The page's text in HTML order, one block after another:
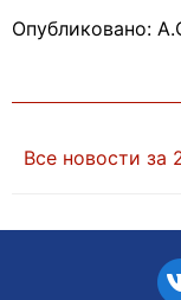
Опубликовано:
Все новости за